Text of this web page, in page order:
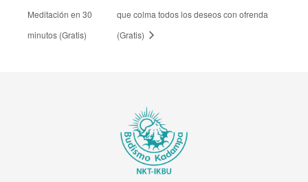
Meditación en 30
minutos (Gratis)
que colma todos los deseos con ofrenda
(Gratis)